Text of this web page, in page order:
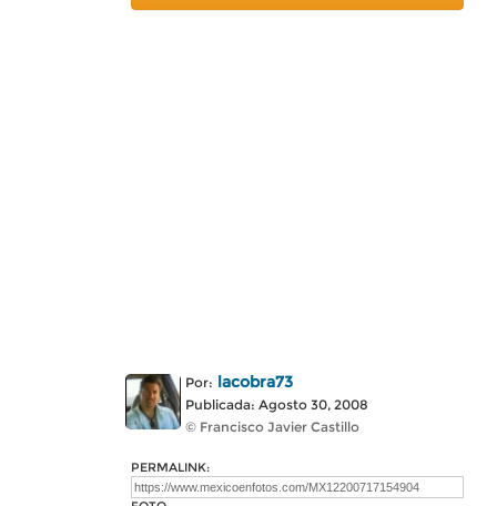
Por: lacobra73
Publicada: Agosto 30, 2008
© Francisco Javier Castillo
PERMALINK: